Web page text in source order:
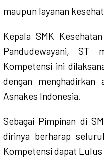
maupun layanan
Kepala SMK
Pandudewayani, ST
Kompetensi ini
dengan
Asnakes Indonesia.
Sebagai Pimpinan di
dirinya berharap
Kompetensi dapat